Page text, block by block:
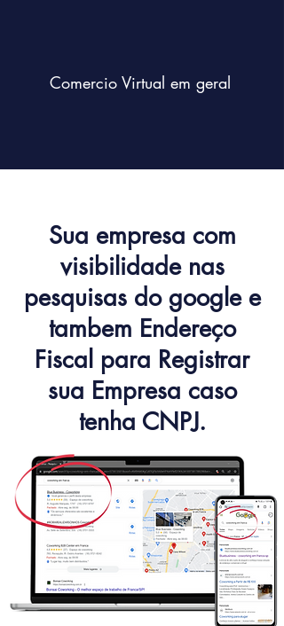
Comercio Virtual em geral
Sua empresa com
visibilidade nas
pesquisas do google e
tambem Endereço
Fiscal para Registrar
sua Empresa caso
tenha CNPJ.